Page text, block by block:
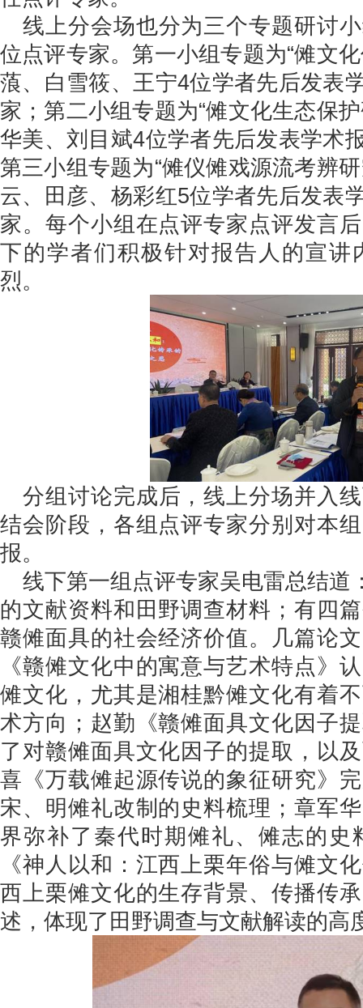
线上分会场也分为三个专题研讨
位点评专家。第一小组专题为“傩文
蒗、白雪筱、王宁4位学者先后发表
家；第二小组专题为“傩文化生态保
华美、刘目斌4位学者先后发表学术
第三小组专题为“傩仪傩戏源流考辨
云、田彦、杨彩红5位学者先后发表
家。每个小组在点评专家点评发言
下的学者们积极针对报告人的宣讲
烈。
分组讨论完成后，线上分场并入
结会阶段，各组点评专家分别对本
报。
线下第一组点评专家吴电雷总结道
的文献资料和田野调查材料；有四
赣傩面具的社会经济价值。几篇论
《赣傩文化中的寓意与艺术特点》
傩文化，尤其是湘桂黔傩文化有着
术方向；赵勤《赣傩面具文化因子
了对赣傩面具文化因子的提取，以
喜《万载傩起源传说的象征研究》
宋、明傩礼改制的史料梳理；章军
界弥补了秦代时期傩礼、傩志的
《神人以和：江西上栗年俗与傩文
西上栗傩文化的生存背景、传播传
述，体现了田野调查与文献解读的高